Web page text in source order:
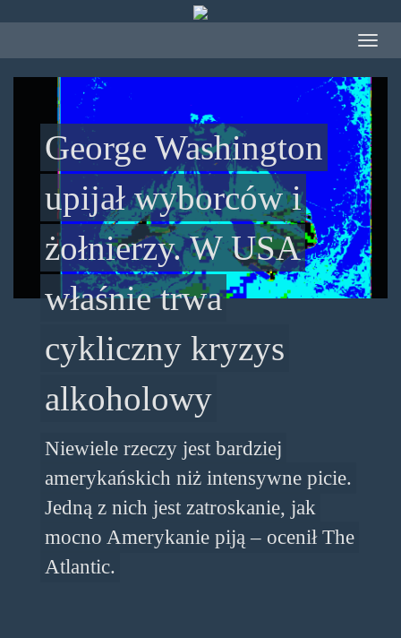
treści
Toggle
George Washington
upijał wyborców i
żołnierzy. W USA
właśnie trwa
cykliczny kryzys
alkoholowy
Niewiele rzeczy jest bardziej
amerykańskich niż intensywne picie.
Jedną z nich jest zatroskanie, jak
mocno Amerykanie piją – ocenił The
Atlantic.